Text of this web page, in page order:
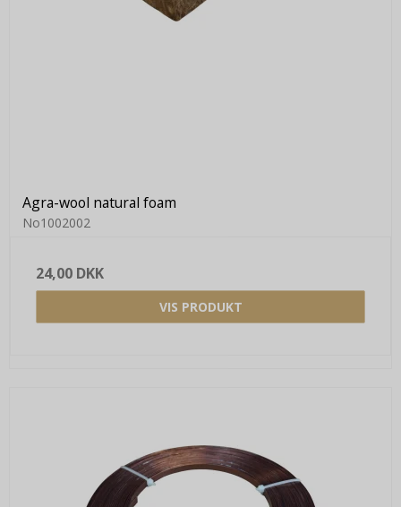
Agra-wool natural foam
No1002002
24,00 DKK
VIS PRODUKT